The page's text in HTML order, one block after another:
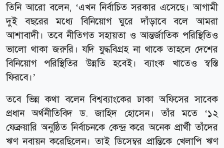
তিনি আরো বলেন, ‘এখন নির্বাচিত সরকার এসেছে। আগামী
দুই বছরের মধ্যে বিনিয়োগ ঘুরে দাঁড়াবে বলে আমরা
আশাবাদী। তবে নীতিগত সহায়তা ও আন্তর্জাতিক পরিস্থিতিও
ভালো থাকা জরুরি। যদি যুদ্ধবিগ্রহ না থাকে তাহলে দেশের
বিনিয়োগ পরিস্থিতির উন্নতি হবেই। ব্যাংক খাতেও স্বস্তি
ফিরবে।’
তবে ভিন্ন কথা বলেন বিশ্বব্যাংকের ঢাকা অফিসের সাবেক
প্রধান অর্থনীতিবিদ ড. জাহিদ হোসেন। তাঁর মতে ‘১২
ফেব্রুয়ারি অনুষ্ঠিত নির্বাচনকে কেন্দ্র করে অনেক প্রার্থী তাঁদের
ঋণ নবায়ন করেছিলেন। তাই ডিসেম্বর প্রান্তিকে খেলাপি ঋণ